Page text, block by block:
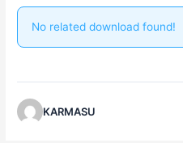
No related download found!
KARMASU